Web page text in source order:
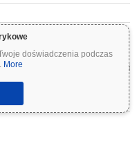
doświadczenia podczas
More
zmienne i wiążą się ze znacznym
Wszystkie informacje na
i nie stanowią porady
własne badania (DYOR) i konsultuj
podjęciem decyzji inwestycyjnych.
straty wynikające z